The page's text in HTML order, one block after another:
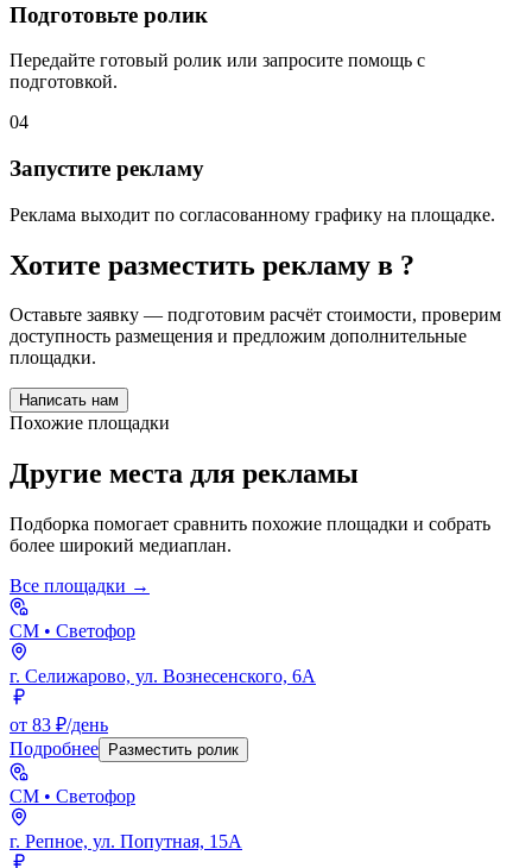
Подготовьте ролик
Передайте готовый ролик или запросите помощь с
подготовкой.
04
Запустите рекламу
Реклама выходит по согласованному графику на площадке.
Хотите разместить рекламу в ?
Оставьте заявку — подготовим расчёт стоимости, проверим
доступность размещения и предложим дополнительные
площадки.
Написать нам
Похожие площадки
Другие места для рекламы
Подборка помогает сравнить похожие площадки и собрать
более широкий медиаплан.
Все площадки →
СМ • Светофор
г. Селижарово, ул. Вознесенского, 6А
от 83 ₽/день
Подробнее
Разместить ролик
СМ • Светофор
г. Репное, ул. Попутная, 15А